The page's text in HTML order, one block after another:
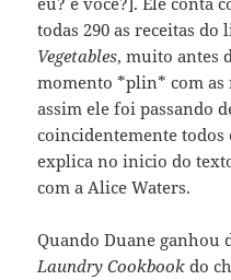
todas 290 as receitas
Vegetables, muito antes
momento *plin* com as
assim ele foi passando
coincidentemente
explica no inicio do
com a Alice Waters.
Quando Duane ganhou
Laundry Cookbook do